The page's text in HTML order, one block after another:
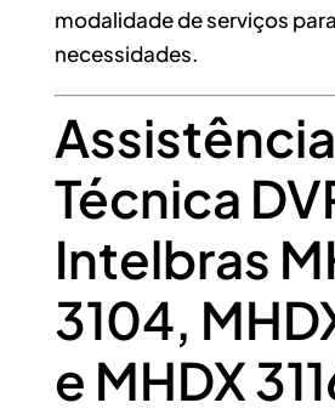
modalidade de serviços
necessidades.
Assistência
Técnica
Intelbras
3104,
e MHDX